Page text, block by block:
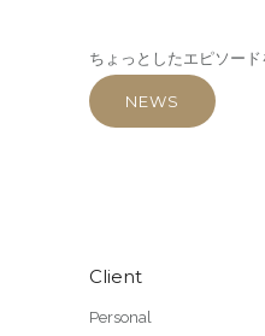
ちょっとしたエピソー
NEWS
Client
Personal